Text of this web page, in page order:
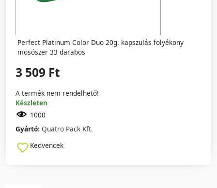
Perfect Platinum Color Duo 20g. kapszulás folyékony
mosószer 33 darabos
3 509 Ft
A termék nem rendelhető!
Készleten
1000
Gyártó: Quatro Pack Kft.
Kedvencek